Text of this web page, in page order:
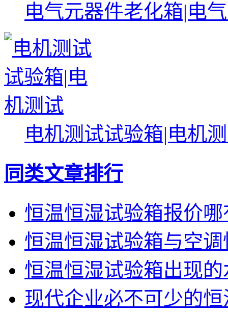
电气元器件老化箱|电
电机测试试验箱|电机
同类文章排行
恒温恒湿试验箱报价
恒温恒湿试验箱与空
恒温恒湿试验箱出现
现代企业必不可少的